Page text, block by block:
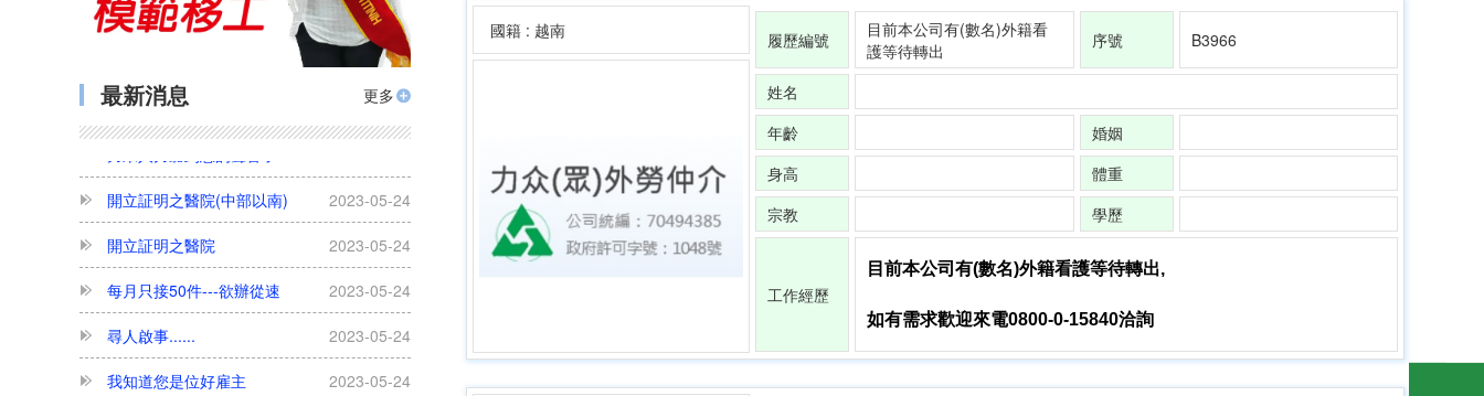
更多
最新消息
2023-05-24
◆政府評鑑A級仲介拿到96.5高分◆ 賀本集團另一公司 力眾國際事業有限公司
2023-05-24
勿用臨時(逃跑)外勞 政府重罰75萬
力眾人力聽到您的聲音了
開立証明之醫院(中部以南)
2023-05-24
開立証明之醫院
2023-05-24
每月只接50件---欲辦從速
2023-05-24
尋人啟事......
2023-05-24
我知道您是位好雇主
2023-05-24
五星級飯店般的服務
國籍 : 越南 履歷編號
目前本公司有(數名)外籍看
護等待轉出
序號 B3966
姓名
年齡
婚姻
身高
體重
宗教
學歷
工作經歷
目前本公司有(數名)外籍看護等待轉出,
如有需求歡迎來電0800-0-15840洽詢